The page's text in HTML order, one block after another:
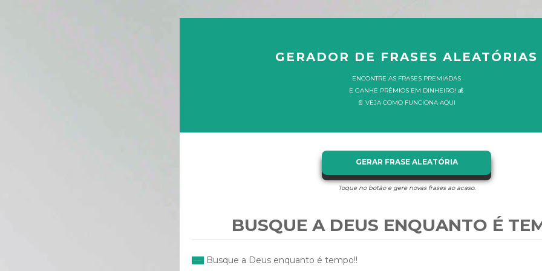
GERADOR DE FRASES ALEATÓRIAS
ENCONTRE AS FRASES PREMIADAS
E GANHE PRÊMIOS EM DINHEIRO! 💰
📄 VEJA COMO FUNCIONA AQUI
GERAR FRASE ALEATÓRIA
Toque no botão e gere novas frases ao acaso.
BUSQUE A DEUS ENQUANTO É
Busque a Deus enquanto é tempo!!